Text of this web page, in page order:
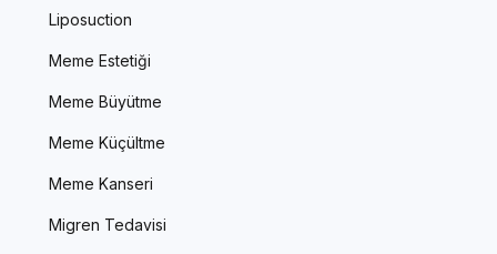
Liposuction
Meme Estetiği
Meme Büyütme
Meme Küçültme
Meme Kanseri
Migren Tedavisi